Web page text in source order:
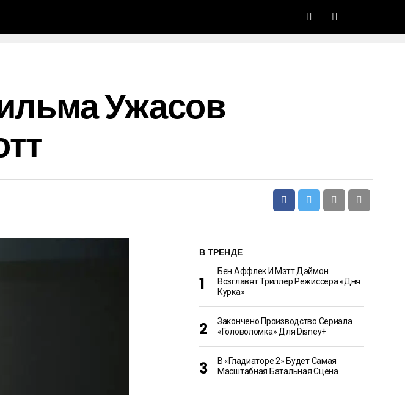
Ужасов
В ТРЕНДЕ
Бен Аффлек И Мэтт Дэймон
Возглавят Триллер Режиссера «Дня
Курка»
Закончено Производство Сериала
«Головоломка» Для Disney+
В «Гладиаторе 2» Будет Самая
Масштабная Батальная Сцена